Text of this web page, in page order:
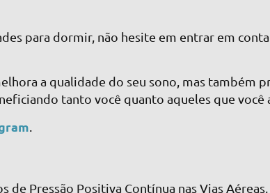
para dormir, não hesite em entrar em
a qualidade do seu sono, mas também
tanto você quanto aqueles que você
de Pressão Positiva Contínua nas Vias